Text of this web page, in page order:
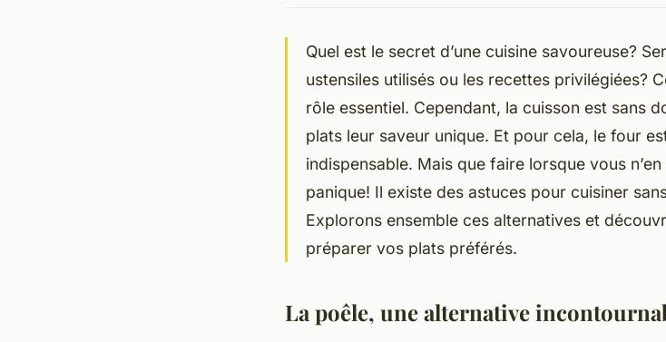
Quel est le secret d’une cuisine savoureuse?
ustensiles utilisés ou les recettes privilégiées?
rôle essentiel. Cependant, la cuisson est sans
plats leur saveur unique. Et pour cela, le four
indispensable. Mais que faire lorsque vous
panique! Il existe des astuces pour cuisiner
Explorons ensemble ces alternatives et
préparer vos plats préférés.
La poêle, une alternative